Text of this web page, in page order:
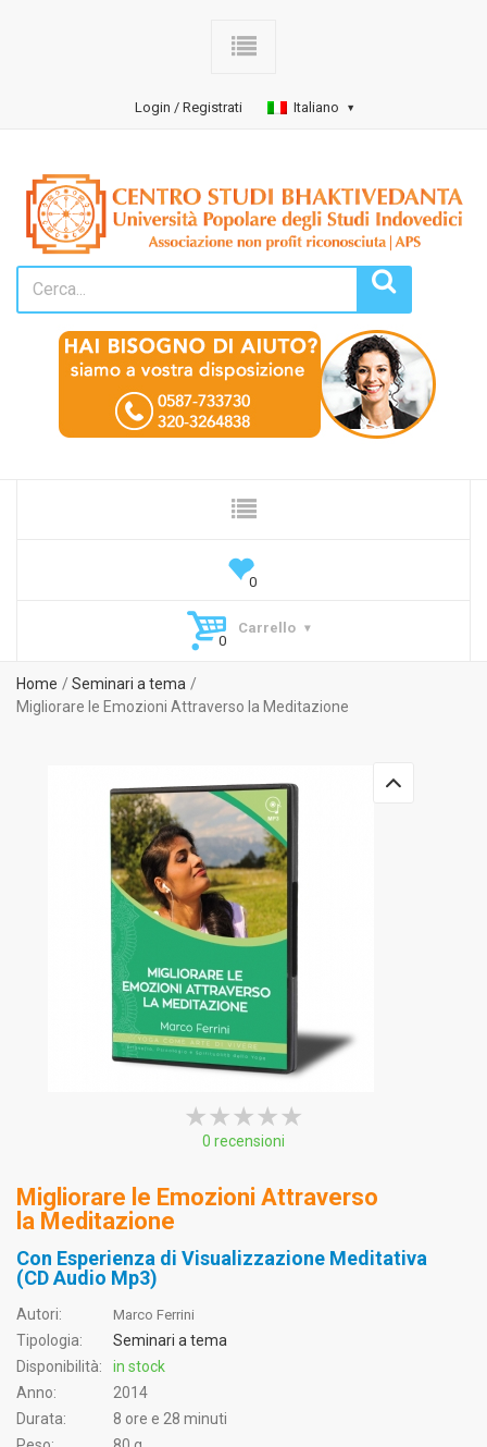
Login / Registrati Italiano
Carrello
Home
Seminari a tema
Migliorare le Emozioni Attraverso la Meditazione
★★★★★
★★★★★
★★★★★
0 recensioni
Migliorare le Emozioni Attraverso
la Meditazione
Con Esperienza di Visualizzazione Meditativa
(CD Audio Mp3)
Autori: Marco Ferrini
Tipologia:
Seminari a tema
Disponibilità:
in stock
Anno:
2014
Durata:
8 ore e 28 minuti